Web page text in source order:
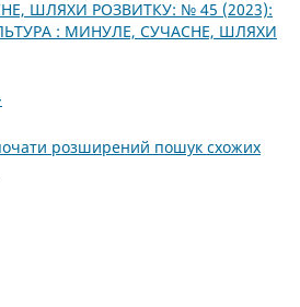
ШЛЯХИ РОЗВИТКУ: № 45 (2023):
: МИНУЛЕ, СУЧАСНЕ, ШЛЯХИ
розширений пошук схожих